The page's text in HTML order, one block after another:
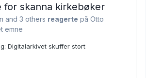
for skanna kirkebøker
and 3 others reagerte på Otto
emne
Digitalarkivet skuffer stort